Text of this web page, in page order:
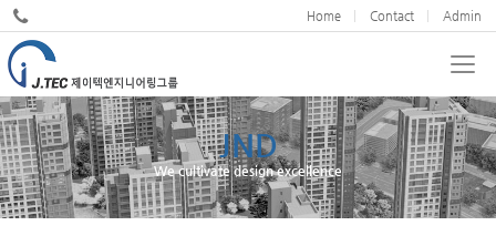
Home Contact Admin
JND
We cultivate design excellence